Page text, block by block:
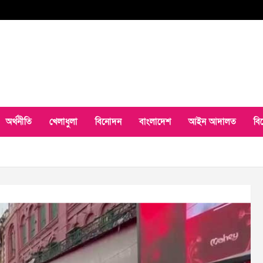
অর্থনীতি খেলাধুলা বিনোদন বাংলাদেশ আইন আদালত